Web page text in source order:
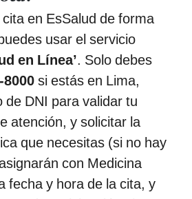
en EsSalud de forma
usar el servicio
en Línea’. Solo debes
8000 si estás en Lima,
de DNI para validar tu
atención, y solicitar la
que necesitas (si no hay
con Medicina
fecha y hora de la cita, y